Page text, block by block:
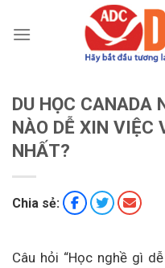
đến
DU HỌC CANADA
NÀO DỄ XIN VIỆC
NHẤT?
Chia sẻ:
Câu hỏi “Học nghề gì